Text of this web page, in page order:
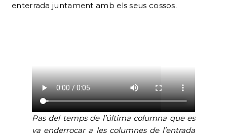
enterrada juntament amb els seus cossos.
Pas del temps de l’última columna que es
va enderrocar a les columnes de l’entrada